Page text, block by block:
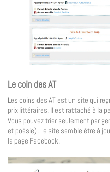
Le coin des AT
Les coins des AT est un site qui
prix littéraires. Il est rattaché à la
Vous pouvez trier seulement par
et poésie). Le site semble être à
la page Facebook.